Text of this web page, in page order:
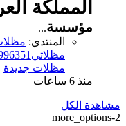
المملكة
مؤسسة...
المنتدى:
مظلات جديدة
منذ 6 ساعات
مشاهدة الكل
more_options-2